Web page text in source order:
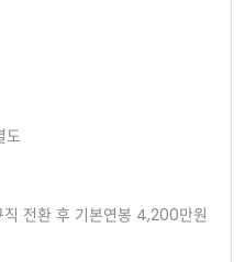
도
전환 후 기본연봉 4,200만원